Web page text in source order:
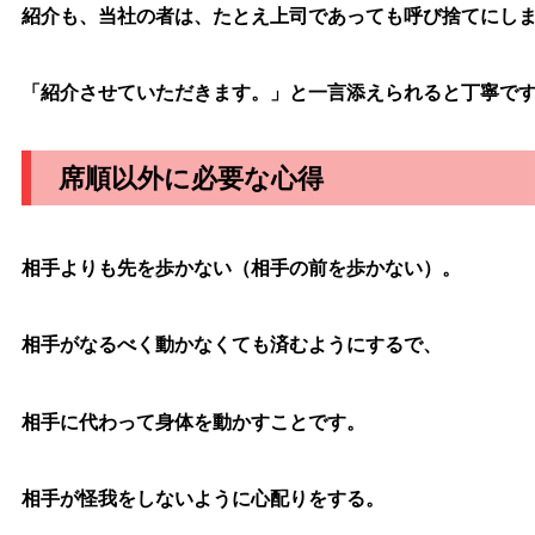
紹介も、当社の者は、たとえ上司であっても呼び捨てにし
「紹介させていただきます。」と一言添えられると丁寧で
席順以外に必要な心得
相手よりも先を歩かない（相手の前を歩かない） 。
相手がなるべく動かなくても済むようにするで、
相手に代わって身体を動かすことです。
相手が怪我をしないように心配りをする。